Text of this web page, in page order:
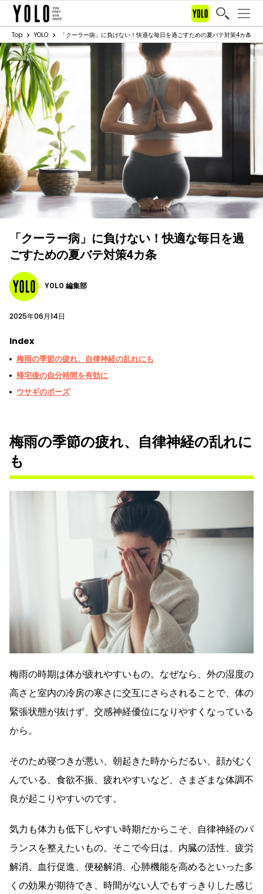
Top YOLO 「クーラー病」に負けない！快適な毎日を過ごすための夏バテ対策4カ条
「クーラー病」に負けない！快適な毎日を過
ごすための夏バテ対策4カ条
YOLO 編集部
2025年06月14日
Index
梅雨の季節の疲れ、自律神経の乱れにも
帰宅後の自分時間を有効に
ウサギのポーズ
梅雨の季節の疲れ、自律神経の乱れに
も
梅雨の時期は体が疲れやすいもの。なぜなら、外の湿度の
高さと室内の冷房の寒さに交互にさらされることで、体の
緊張状態が抜けず、交感神経優位になりやすくなっている
から。
そのため寝つきが悪い、朝起きた時からだるい、顔がむく
んでいる、食欲不振、疲れやすいなど、さまざまな体調不
良が起こりやすいのです。
気力も体力も低下しやすい時期だからこそ、自律神経のバ
ランスを整えたいもの。そこで今日は、内臓の活性、疲労
解消、血行促進、便秘解消、心肺機能を高めるといった多
くの効果が期待でき、時間がない人でもすっきりした感じ